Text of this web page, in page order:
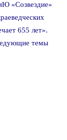
«Созвездие»
655 лет».
темы